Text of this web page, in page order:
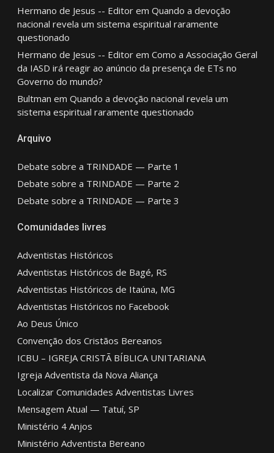
Hermano de Jesus -- Editorem Quando a devoção
nacional revela um sistema espiritual raramente
questionado
Hermano de Jesus -- Editorem Como a Associação Geral
da IASD irá reagir ao anúncio da presença de ETs no
Governo do mundo?
Bultman em Quando a devoção nacional revela um
sistema espiritual raramente questionado
Arquivo
Debate sobre a TRINDADE — Parte 1
Debate sobre a TRINDADE — Parte 2
Debate sobre a TRINDADE — Parte 3
Comunidades livres
Adventistas Históricos
Adventistas Históricos de Bagé, RS
Adventistas Históricos de Itaúna, MG
Adventistas Históricos no Facebook
Ao Deus Único
Convenção dos Cristãos Bereanos
ICBU – IGREJA CRISTÃ BÍBLICA UNITARIANA
Igreja Adventista da Nova Aliança
Localizar Comunidades Adventistas Livres
Mensagem Atual — Tatuí, SP
Ministério 4 Anjos
Ministério Adventista Bereano